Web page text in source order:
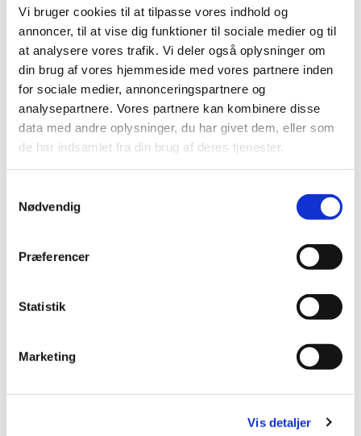
Vi bruger cookies til at tilpasse vores indhold og
annoncer, til at vise dig funktioner til sociale medier og til
at analysere vores trafik. Vi deler også oplysninger om
din brug af vores hjemmeside med vores partnere inden
for sociale medier, annonceringspartnere og
analysepartnere. Vores partnere kan kombinere disse
data med andre oplysninger, du har givet dem, eller som
de har indsamlet fra din brug af deres tjenester.
Nødvendig
Præferencer
Statistik
Marketing
Vis detaljer
Du vil måske også kunne